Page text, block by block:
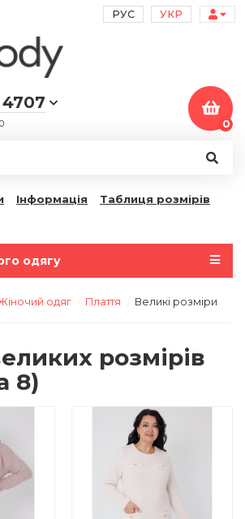
РУС УКР
0
Інформація
Таблиця розмірів
одягу
одяг Плаття Великі розміри
розмірів
8)